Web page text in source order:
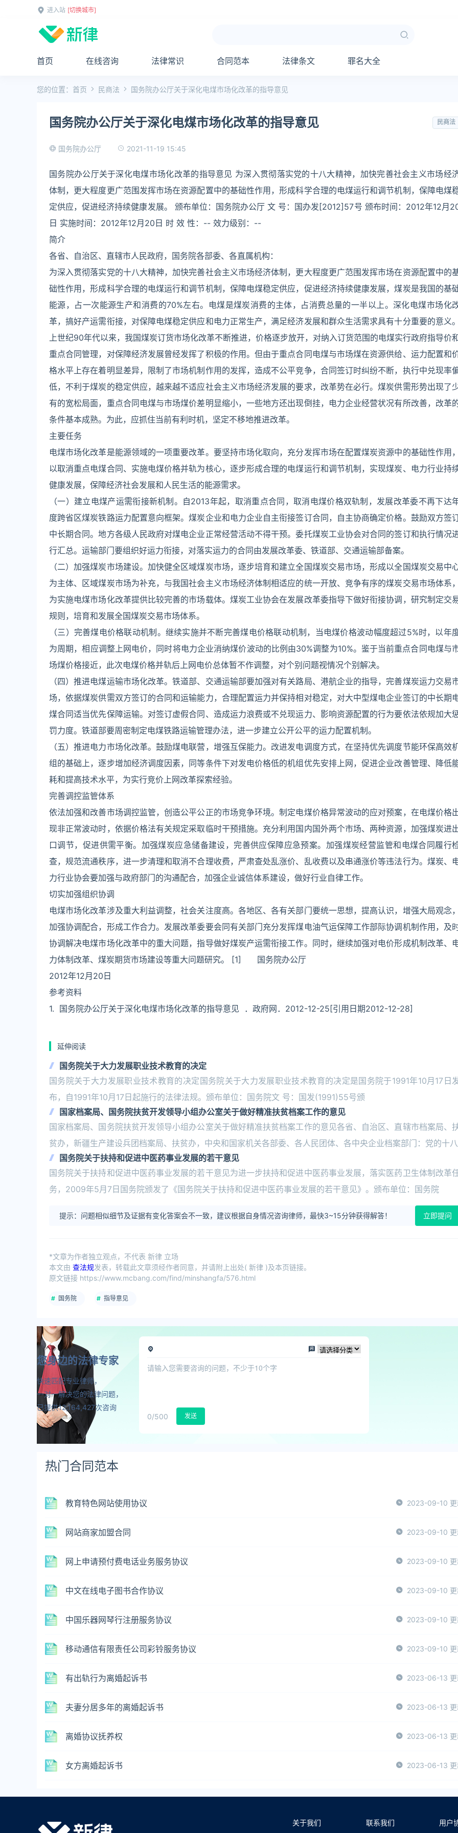
进入站 [切换城市]
首页 在线咨询 法律常识 合同范本 法律条文 罪名大全
您的位置： 首页 民商法 国务院办公厅关于深化电煤市场化改革的指导意见
国务院办公厅关于深化电煤市场化改革的指导意见 民商法
国务院办公厅 2021-11-19 15:45
国务院办公厅关于深化电煤市场化改革的指导意见 为深入贯彻落实党的十八大精神，加快完善社会主义市场经
体制，更大程度更广范围发挥市场在资源配置中的基础性作用，形成科学合理的电煤运行和调节机制，保障电煤
定供应，促进经济持续健康发展。 颁布单位：国务院办公厅 文 号：国办发[2012]57号 颁布时间：2012年12月
日 实施时间：2012年12月20日 时 效 性：-- 效力级别：--
简介
各省、自治区、直辖市人民政府，国务院各部委、各直属机构：
为深入贯彻落实党的十八大精神，加快完善社会主义市场经济体制，更大程度更广范围发挥市场在资源配置中的
础性作用，形成科学合理的电煤运行和调节机制，保障电煤稳定供应，促进经济持续健康发展，煤炭是我国的基
能源，占一次能源生产和消费的70%左右。电煤是煤炭消费的主体，占消费总量的一半以上。深化电煤市场化
革，搞好产运需衔接，对保障电煤稳定供应和电力正常生产，满足经济发展和群众生活需求具有十分重要的意义
上世纪90年代以来，我国煤炭订货市场化改革不断推进，价格逐步放开，对纳入订货范围的电煤实行政府指导价
重点合同管理，对保障经济发展曾经发挥了积极的作用。但由于重点合同电煤与市场煤在资源供给、运力配置和
格水平上存在着明显差异，限制了市场机制作用的发挥，造成不公平竞争，合同签订时纠纷不断，执行中兑现率
低，不利于煤炭的稳定供应，越来越不适应社会主义市场经济发展的要求，改革势在必行。煤炭供需形势出现了
有的宽松局面，重点合同电煤与市场煤价差明显缩小，一些地方还出现倒挂，电力企业经营状况有所改善，改革
条件基本成熟。为此，应抓住当前有利时机，坚定不移地推进改革。
主要任务
电煤市场化改革是能源领域的一项重要改革。要坚持市场化取向，充分发挥市场在配置煤炭资源中的基础性作用
以取消重点电煤合同、实施电煤价格并轨为核心，逐步形成合理的电煤运行和调节机制，实现煤炭、电力行业持
健康发展，保障经济社会发展和人民生活的能源需求。
（一）建立电煤产运需衔接新机制。自2013年起，取消重点合同，取消电煤价格双轨制，发展改革委不再下达
度跨省区煤炭铁路运力配置意向框架。煤炭企业和电力企业自主衔接签订合同，自主协商确定价格。鼓励双方签
中长期合同。地方各级人民政府对煤电企业正常经营活动不得干预。委托煤炭工业协会对合同的签订和执行情况
行汇总。运输部门要组织好运力衔接，对落实运力的合同由发展改革委、铁道部、交通运输部备案。
（二）加强煤炭市场建设。加快健全区域煤炭市场，逐步培育和建立全国煤炭交易市场，形成以全国煤炭交易中
为主体、区域煤炭市场为补充，与我国社会主义市场经济体制相适应的统一开放、竞争有序的煤炭交易市场体系
为实施电煤市场化改革提供比较完善的市场载体。煤炭工业协会在发展改革委指导下做好衔接协调，研究制定交
规则，培育和发展全国煤炭交易市场体系。
（三）完善煤电价格联动机制。继续实施并不断完善煤电价格联动机制，当电煤价格波动幅度超过5%时，以年
为周期，相应调整上网电价，同时将电力企业消纳煤价波动的比例由30%调整为10%。鉴于当前重点合同电煤与
场煤价格接近，此次电煤价格并轨后上网电价总体暂不作调整，对个别问题视情况个别解决。
（四）推进电煤运输市场化改革。铁道部、交通运输部要加强对有关路局、港航企业的指导，完善煤炭运力交易
场，依据煤炭供需双方签订的合同和运输能力，合理配置运力并保持相对稳定，对大中型煤电企业签订的中长期
煤合同适当优先保障运输。对签订虚假合同、造成运力浪费或不兑现运力、影响资源配置的行为要依法依规加大
罚力度。铁道部要周密制定电煤铁路运输管理办法，进一步建立公开公平的运力配置机制。
（五）推进电力市场化改革。鼓励煤电联营，增强互保能力。改进发电调度方式，在坚持优先调度节能环保高效
组的基础上，逐步增加经济调度因素，同等条件下对发电价格低的机组优先安排上网，促进企业改善管理、降低
耗和提高技术水平，为实行竞价上网改革探索经验。
完善调控监管体系
依法加强和改善市场调控监管，创造公平公正的市场竞争环境。制定电煤价格异常波动的应对预案，在电煤价格
现非正常波动时，依据价格法有关规定采取临时干预措施。充分利用国内国外两个市场、两种资源，加强煤炭进
口调节，促进供需平衡。加强煤炭应急储备建设，完善供应保障应急预案。加强煤炭经营监管和电煤合同履行
查，规范流通秩序，进一步清理和取消不合理收费，严肃查处乱涨价、乱收费以及串通涨价等违法行为。煤炭、
力行业协会要加强与政府部门的沟通配合，加强企业诚信体系建设，做好行业自律工作。
切实加强组织协调
电煤市场化改革涉及重大利益调整，社会关注度高。各地区、各有关部门要统一思想，提高认识，增强大局观念
加强协调配合，形成工作合力。发展改革委要会同有关部门充分发挥煤电油气运保障工作部际协调机制作用，及
协调解决电煤市场化改革中的重大问题，指导做好煤炭产运需衔接工作。同时，继续加强对电价形成机制改革、
力体制改革、煤炭期货市场建设等重大问题研究。 [1] 国务院办公厅
2012年12月20日
参考资料
1. 国务院办公厅关于深化电煤市场化改革的指导意见 ．政府网．2012-12-25[引用日期2012-12-28]
延伸阅读
国务院关于大力发展职业技术教育的决定
国务院关于大力发展职业技术教育的决定国务院关于大力发展职业技术教育的决定是国务院于1991年10月17日
布，自1991年10月17日起施行的法律法规。颁布单位：国务院文 号：国发(1991)55号颁
国家档案局、国务院扶贫开发领导小组办公室关于做好精准扶贫档案工作的意见
国家档案局、国务院扶贫开发领导小组办公室关于做好精准扶贫档案工作的意见各省、自治区、直辖市档案局、
贫办，新疆生产建设兵团档案局、扶贫办，中央和国家机关各部委、各人民团体、各中央企业档案部门：党的十八
国务院关于扶持和促进中医药事业发展的若干意见
国务院关于扶持和促进中医药事业发展的若干意见为进一步扶持和促进中医药事业发展，落实医药卫生体制改革
务，2009年5月7日国务院颁发了《国务院关于扶持和促进中医药事业发展的若干意见》。颁布单位：国务院
提示：问题相似细节及证据有变化答案会不一致，建议根据自身情况咨询律师，最快3~15分钟获得解答！ 立即提问
*文章为作者独立观点，不代表 新律 立场
本文由 查法规发表，转载此文章须经作者同意，并请附上出处( 新律 )及本页链接。
原文链接 https://www.mcbang.com/find/minshangfa/576.html
国务院 指导意见
您身边的法律专家
快速匹配专业律师，
一对一解决您的法律问题，
已提供12,164,427次咨询
0/500 发送
热门合同范本
教育特色网站使用协议 2023-09-10 更
网站商家加盟合同 2023-09-10 更
网上申请预付费电话业务服务协议 2023-09-10 更
中文在线电子图书合作协议 2023-09-10 更
中国乐器网琴行注册服务协议 2023-09-10 更
移动通信有限责任公司彩铃服务协议 2023-09-10 更
有出轨行为离婚起诉书 2023-06-13 更
夫妻分居多年的离婚起诉书 2023-06-13 更
离婚协议抚养权 2023-06-13 更
女方离婚起诉书 2023-06-13 更
关于我们 联系我们 用户